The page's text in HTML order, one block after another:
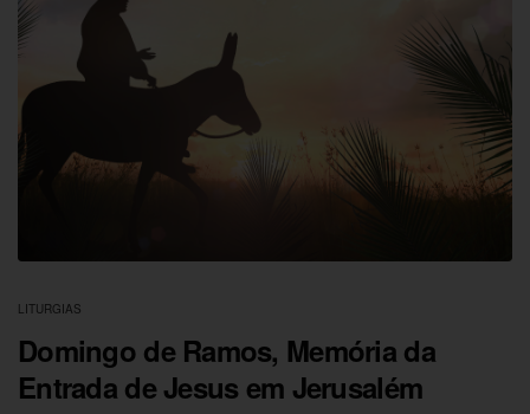
LITURGIAS
Domingo de Ramos, Memória da
Entrada de Jesus em Jerusalém